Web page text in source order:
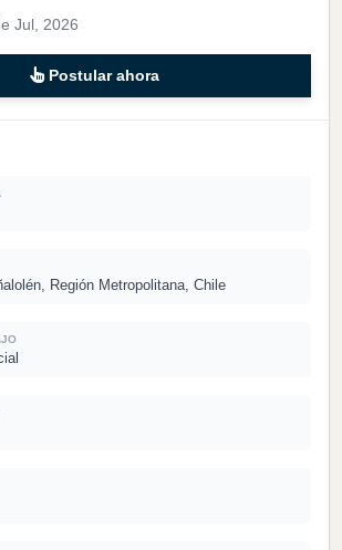
Jul, 2026
Postular ahora
Región Metropolitana, Chile